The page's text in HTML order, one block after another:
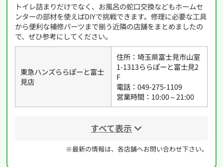
トイレ詰まりだけでなく、お風呂の蛇口交換などもホームセ
ンターの部材を使えばDIYで挑戦できます。修理に必要な工具
から便利な補修パーツまで揃う近隣の店舗をまとめましたの
で、ぜひ参考にしてください。
東急ハンズららぽーと富士
見店
住所：埼玉県富士見市山室
1-1313ららぽーと富士見2
F
電話：049-275-1109
営業時間：10:00～21:00
すべて表示
※最新の情報は、各店舗へお問い合わせ下さい。